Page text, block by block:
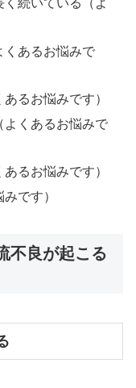
続いている（よ
くあるお悩みで
るお悩みです）
よくあるお悩みで
るお悩みです）
です）
不良が起こる